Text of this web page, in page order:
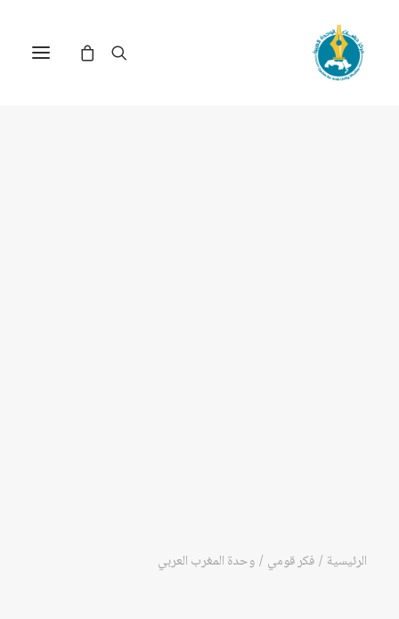
الرئيسية فكر قومي وحدة المغرب العربي